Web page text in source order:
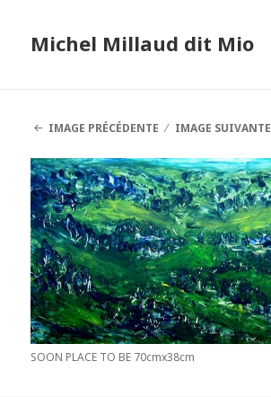
Michel Millaud dit Mio
IMAGE PRÉCÉDENTE
IMAGE SUIVANTE
SOON PLACE TO BE 70cmx38cm